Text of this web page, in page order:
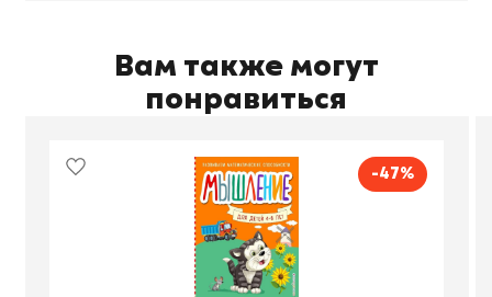
Вам также могут
понравиться
-47%